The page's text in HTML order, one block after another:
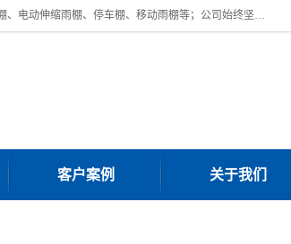
广东鼎新钢结构工程有限公司是一家制作大型电动雨棚厂家;主营：电动推拉雨棚、厂房过道雨棚、电动伸缩雨棚、停车棚、移动雨棚等；公司始终坚持结构创新,品质优越,美观形象,且售后服务好。公司充分吸纳当今休闲用品的前端技术和风格,为您带来质价相宜,时尚典雅的各种户外用品,
客户案例 关于我们